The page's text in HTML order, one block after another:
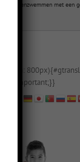
Oliebollenzwemmen met een
width:
!important;}}